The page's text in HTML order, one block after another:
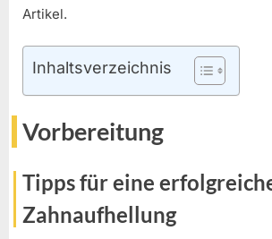
Artikel.
Inhaltsverzeichnis
Vorbereitung
Tipps für eine
Zahnaufhellung